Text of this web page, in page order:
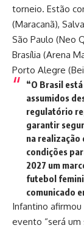
torneio. Estão
(Maracanã),
São Paulo (Neo
Brasília (Arena
Porto Alegre
“O Brasil
assumidos
regulatório
garantir
na
condições
2027 um
futebol
comunicado
Infantino
evento “será um